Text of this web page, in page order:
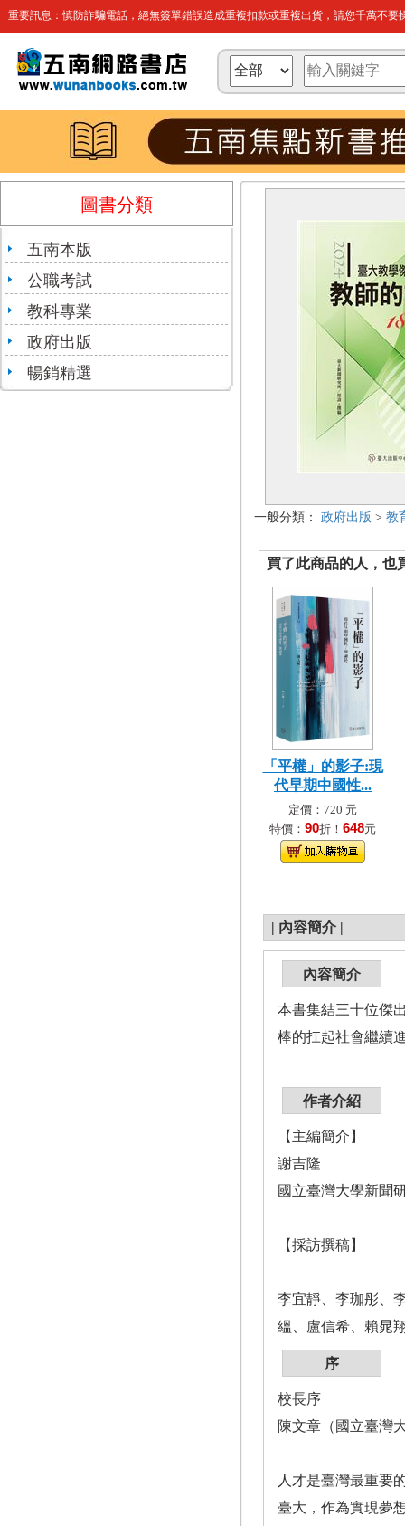
重要訊息：慎防詐騙電話，絕無簽單錯誤造成重複扣款或重複出貨，請您千萬不要
圖書分類
五南本版
公職考試
教科專業
政府出版
暢銷精選
一般分類： 政府出版 > 教
買了此商品的人，也
「平權」的影子:現
代早期中國性...
定價：720 元
特價： 90折！ 648元
| 內容簡介 |
內容簡介
本書集結三十位傑
棒的扛起社會繼續
作者介紹
【主編簡介】
謝吉隆
國立臺灣大學新聞
【採訪撰稿】
李宜靜、李珈彤、
縕、盧信希、賴晁
序
校長序
陳文章（國立臺灣
人才是臺灣最重要
臺大，作為實現夢